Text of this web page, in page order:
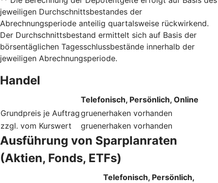
jeweiligen Durchschnittsbestandes der
Abrechnungsperiode anteilig quartalsweise rückwirkend.
Der Durchschnittsbestand ermittelt sich auf Basis der
börsentäglichen Tagesschlussbestände innerhalb der
jeweiligen Abrechnungsperiode.
Handel
Telefonisch, Persönlich, Online
Grundpreis je Auftraggruenerhaken vorhanden
zzgl. vom Kurswert
gruenerhaken vorhanden
Ausführung von Sparplanraten
(Aktien, Fonds, ETFs)
Telefonisch, Persönlich,